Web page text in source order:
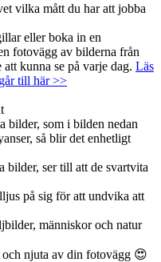
vilka mått du har att jobba
eller boka in en
fotovägg av bilderna från
kunna se på varje dag. Läs
till här >>
bilder, som i bilden nedan
så blir det enhetligt
bilder, ser till att de svartvita
på sig för att undvika att
människor och natur
njuta av din fotovägg 😍